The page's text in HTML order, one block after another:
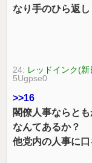
なり手のひら返
24: レッドインク(新
5Ugpse0
>>16
閣僚人事ならと
なんてあるか？
他党内の人事に